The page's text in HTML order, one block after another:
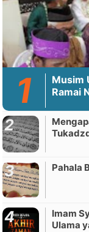
Musim
Ramai
Pahala
Imam
Ulama